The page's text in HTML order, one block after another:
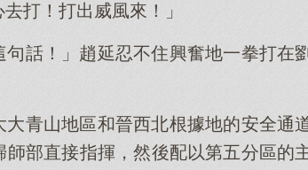
打！打出威風來！」
句話！」趙延忍不住興奮地一拳打
青山地區和晉西北根據地的安全通
師部直接指揮，然後配以第五分區的